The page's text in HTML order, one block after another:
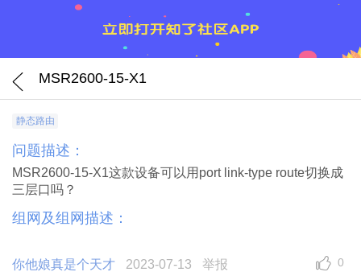
MSR2600-15-X1
静态路由
问题描述：
MSR2600-15-X1这款设备可以用port link-type route切换成
三层口吗？
组网及组网描述：
你他娘真是个天才 2023-07-13 举报 0